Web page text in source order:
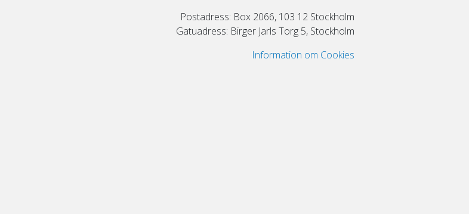
Postadress: Box 2066, 103 12 Stockholm
Gatuadress: Birger Jarls Torg 5, Stockholm
Information om Cookies